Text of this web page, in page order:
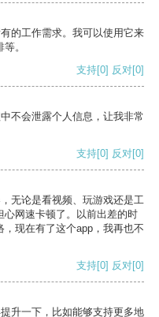
的工作需求。我可以使用它来
。
支持[0] 反对[0]
不会泄露个人信息，让我非常
支持[0] 反对[0]
无论是看视频、玩游戏还是工
网速卡顿了。以前出差的时
现在有了这个app，我再也不
支持[0] 反对[0]
升一下，比如能够支持更多地